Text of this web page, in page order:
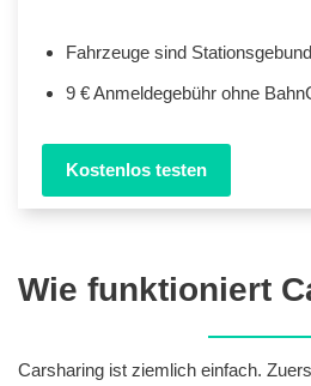
Fahrzeuge sind
9 € Anmeldegebühr ohne
Kostenlos testen
Wie funktioniert
Carsharing ist ziemlich einfach.